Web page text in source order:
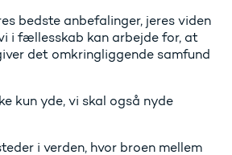
bedste anbefalinger, jeres viden
i fællesskab kan arbejde for, at
det omkringliggende samfund
kun yde, vi skal også nyde
i verden, hvor broen mellem